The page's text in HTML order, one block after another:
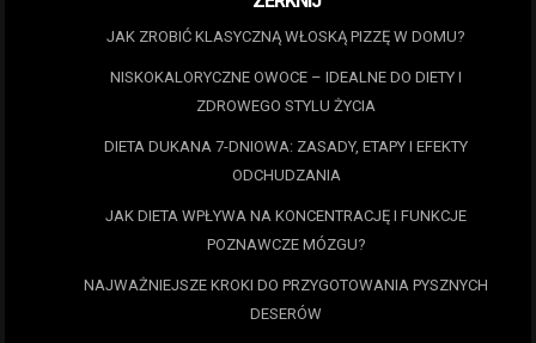
JAK ZROBIĆ KLASYCZNĄ WŁOSKĄ PIZZĘ W DOMU?
NISKOKALORYCZNE OWOCE – IDEALNE DO DIETY I
ZDROWEGO STYLU ŻYCIA
DIETA DUKANA 7-DNIOWA: ZASADY, ETAPY I EFEKTY
ODCHUDZANIA
JAK DIETA WPŁYWA NA KONCENTRACJĘ I FUNKCJE
POZNAWCZE MÓZGU?
NAJWAŻNIEJSZE KROKI DO PRZYGOTOWANIA PYSZNYCH
DESERÓW